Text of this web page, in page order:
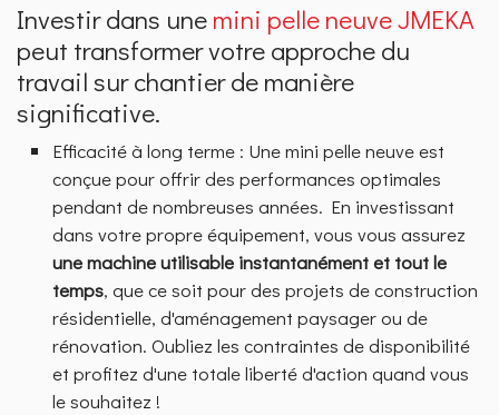
Investir dans unemini pelle neuve JMEKA
peut transformer votre approche du
travail sur chantier de manière
significative.
Efficacité à long terme : Une mini pelle neuve est
conçue pour offrir des performances optimales
pendant de nombreuses années. En investissant
dans votre propre équipement, vous vous assurez
une machine utilisable instantanément et tout le
temps, que ce soit pour des projets de construction
résidentielle, d'aménagement paysager ou de
rénovation. Oubliez les contraintes de disponibilité
et profitez d'une totale liberté d'action quand vous
le souhaitez !